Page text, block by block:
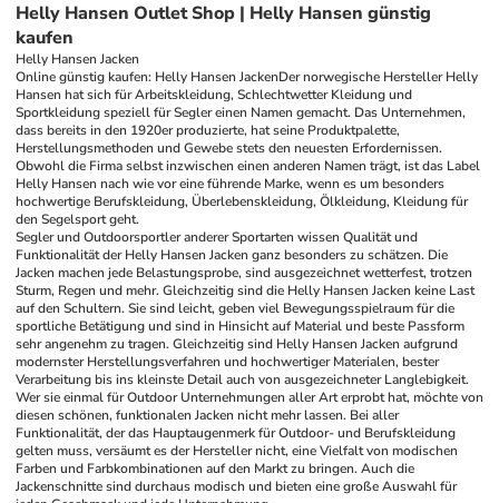
Helly Hansen Outlet Shop | Helly Hansen günstig
kaufen
Helly Hansen Jacken
Online günstig kaufen: Helly Hansen JackenDer norwegische Hersteller Helly
Hansen hat sich für Arbeitskleidung, Schlechtwetter Kleidung und
Sportkleidung speziell für Segler einen Namen gemacht. Das Unternehmen,
dass bereits in den 1920er produzierte, hat seine Produktpalette,
Herstellungsmethoden und Gewebe stets den neuesten Erfordernissen.
Obwohl die Firma selbst inzwischen einen anderen Namen trägt, ist das Label
Helly Hansen nach wie vor eine führende Marke, wenn es um besonders
hochwertige Berufskleidung, Überlebenskleidung, Ölkleidung, Kleidung für
den Segelsport geht.
Segler und Outdoorsportler anderer Sportarten wissen Qualität und
Funktionalität der Helly Hansen Jacken ganz besonders zu schätzen. Die
Jacken machen jede Belastungsprobe, sind ausgezeichnet wetterfest, trotzen
Sturm, Regen und mehr. Gleichzeitig sind die Helly Hansen Jacken keine Last
auf den Schultern. Sie sind leicht, geben viel Bewegungsspielraum für die
sportliche Betätigung und sind in Hinsicht auf Material und beste Passform
sehr angenehm zu tragen. Gleichzeitig sind Helly Hansen Jacken aufgrund
modernster Herstellungsverfahren und hochwertiger Materialen, bester
Verarbeitung bis ins kleinste Detail auch von ausgezeichneter Langlebigkeit.
Wer sie einmal für Outdoor Unternehmungen aller Art erprobt hat, möchte von
diesen schönen, funktionalen Jacken nicht mehr lassen. Bei aller
Funktionalität, der das Hauptaugenmerk für Outdoor- und Berufskleidung
gelten muss, versäumt es der Hersteller nicht, eine Vielfalt von modischen
Farben und Farbkombinationen auf den Markt zu bringen. Auch die
Jackenschnitte sind durchaus modisch und bieten eine große Auswahl für